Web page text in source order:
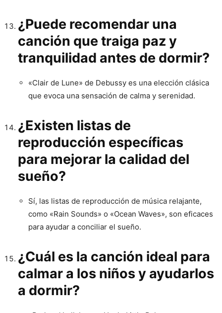
¿Puede recomendar una
canción que traiga paz y
tranquilidad antes de dormir?
«Clair de Lune» de Debussy es una elección clásica
que evoca una sensación de calma y serenidad.
¿Existen listas de
reproducción específicas
para mejorar la calidad del
sueño?
Sí, las listas de reproducción de música relajante,
como «Rain Sounds» o «Ocean Waves», son eficaces
para ayudar a conciliar el sueño.
¿Cuál es la canción ideal para
calmar a los niños y ayudarlos
a dormir?